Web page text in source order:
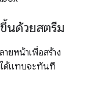
นด้วยสตรีม
ยหน้าเพื่อสร้าง
ได้แทบจะทันที